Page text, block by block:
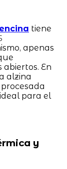
tiene
apenas
En
alzina
para el
y